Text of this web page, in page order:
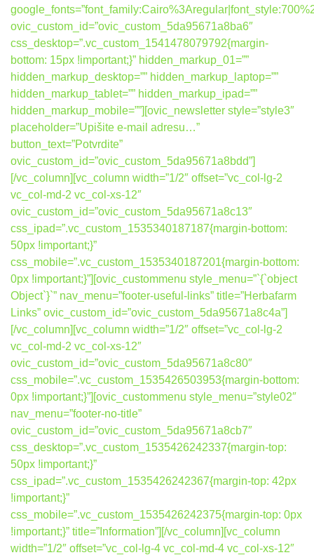
ovic_custom_id=”ovic_custom_5da95671a8ba6″
css_desktop=”.vc_custom_1541478079792{margin-
bottom: 15px !important;}” hidden_markup_01=””
hidden_markup_desktop=”” hidden_markup_laptop=””
hidden_markup_tablet=”” hidden_markup_ipad=””
hidden_markup_mobile=””][ovic_newsletter style=”style3″
placeholder=”Upišite e-mail adresu…”
button_text=”Potvrdite”
ovic_custom_id=”ovic_custom_5da95671a8bdd”]
[/vc_column][vc_column width=”1/2″ offset=”vc_col-lg-2
vc_col-md-2 vc_col-xs-12″
ovic_custom_id=”ovic_custom_5da95671a8c13″
css_ipad=”.vc_custom_1535340187187{margin-bottom:
50px !important;}”
css_mobile=”.vc_custom_1535340187201{margin-bottom:
0px !important;}”][ovic_custommenu style_menu=”`{`object
Object`}`” nav_menu=”footer-useful-links” title=”Herbafarm
Links” ovic_custom_id=”ovic_custom_5da95671a8c4a”]
[/vc_column][vc_column width=”1/2″ offset=”vc_col-lg-2
vc_col-md-2 vc_col-xs-12″
ovic_custom_id=”ovic_custom_5da95671a8c80″
css_mobile=”.vc_custom_1535426503953{margin-bottom:
0px !important;}”][ovic_custommenu style_menu=”style02″
nav_menu=”footer-no-title”
ovic_custom_id=”ovic_custom_5da95671a8cb7″
css_desktop=”.vc_custom_1535426242337{margin-top:
50px !important;}”
css_ipad=”.vc_custom_1535426242367{margin-top: 42px
!important;}”
css_mobile=”.vc_custom_1535426242375{margin-top: 0px
!important;}” title=”Information”][/vc_column][vc_column
width=”1/2″ offset=”vc_col-lg-4 vc_col-md-4 vc_col-xs-12″